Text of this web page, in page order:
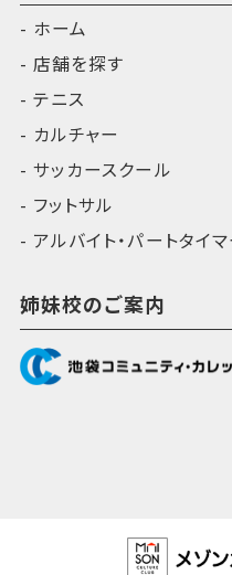
ホーム
店舗を探す
テニス
カルチャー
サッカースクール
フットサル
アルバイト・パートタイ
姉妹校のご案内